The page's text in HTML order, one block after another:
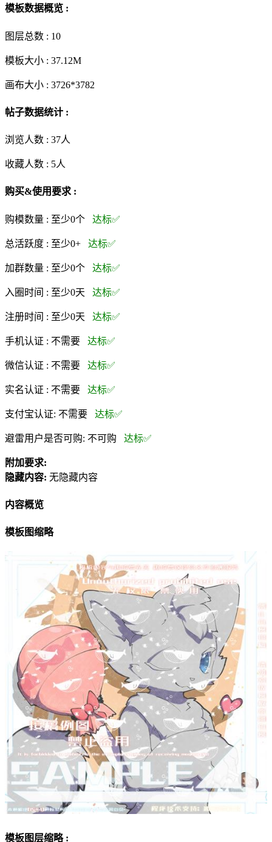
模板数据概览 :
图层总数 : 10
模板大小 : 37.12M
画布大小 : 3726*3782
帖子数据统计 :
浏览人数 : 37人
收藏人数 : 5人
购买&使用要求 :
购模数量 : 至少0个 达标✅
总活跃度 : 至少0+ 达标✅
加群数量 : 至少0个 达标✅
入圈时间 : 至少0天 达标✅
注册时间 : 至少0天 达标✅
手机认证 : 不需要 达标✅
微信认证 : 不需要 达标✅
实名认证 : 不需要 达标✅
支付宝认证: 不需要 达标✅
避雷用户是否可购: 不可购 达标✅
附加要求:
隐藏内容: 无隐藏内容
内容概览
模板图缩略
模板图层缩略 :